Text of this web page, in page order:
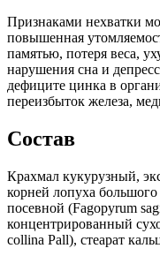
Признаками нехватки
повышенная
памятью, потеря веса,
нарушения сна и
дефиците цинка в
переизбыток железа,
Состав
Крахмал кукурузный,
корней лопуха
посевной (Fagopyrum
концентрированный
collina Pall), стеарат